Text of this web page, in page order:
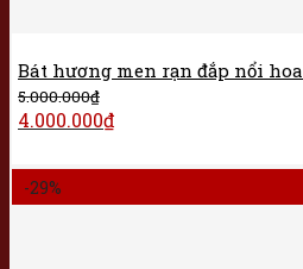
Bát hương men rạn đắp nổi
5.000.000₫
4.000.000₫
-29%